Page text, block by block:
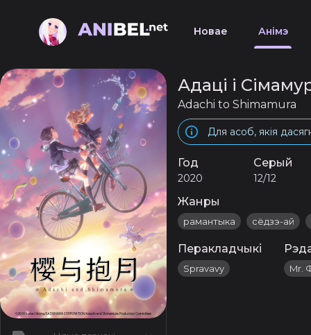
Новае Анімэ
Адаці і
Adachi to Shimamura
Для асоб, якія
Год
2020
Серый
12/12
Жанры
рамантыка сёдзэ-ай
Перакладчыкі
Spravavy Mr.